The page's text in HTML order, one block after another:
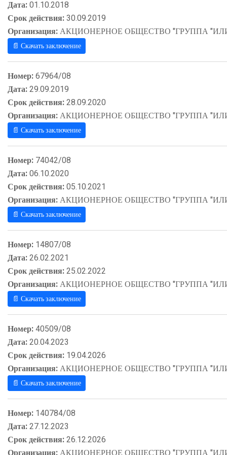
Дата:01.10.2018
Срок действия:30.09.2019
Организация:АКЦИОНЕРНОЕ ОБЩЕСТВО "ГРУППА
📄 Скачать заключение
Номер:67964/08
Дата:29.09.2019
Срок действия:28.09.2020
Организация:АКЦИОНЕРНОЕ ОБЩЕСТВО "ГРУППА
📄 Скачать заключение
Номер: 74042/08
Дата:06.10.2020
Срок действия:05.10.2021
Организация:АКЦИОНЕРНОЕ ОБЩЕСТВО "ГРУППА
📄 Скачать заключение
Номер: 14807/08
Дата:26.02.2021
Срок действия:25.02.2022
Организация:АКЦИОНЕРНОЕ ОБЩЕСТВО "ГРУППА
📄 Скачать заключение
Номер:40509/08
Дата:20.04.2023
Срок действия: 19.04.2026
Организация:АКЦИОНЕРНОЕ ОБЩЕСТВО "ГРУППА
📄 Скачать заключение
Номер: 140784/08
Дата:27.12.2023
Срок действия:26.12.2026